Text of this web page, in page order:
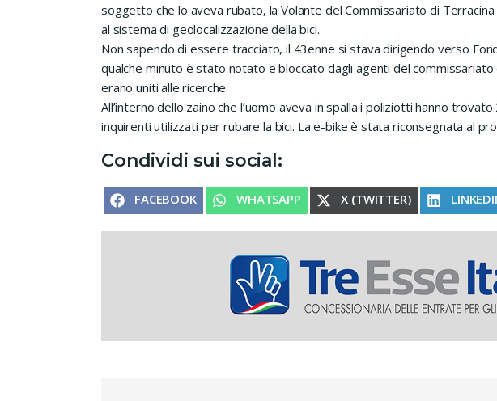
soggetto che lo aveva rubato, la Volante del Commissariato di
al sistema di geolocalizzazione della bici.
Non sapendo di essere tracciato, il 43enne si stava dirigendo verso
qualche minuto è stato notato e bloccato dagli agenti del
erano uniti alle ricerche.
All’interno dello zaino che l’uomo aveva in spalla i poliziotti hanno
inquirenti utilizzati per rubare la bici. La e-bike è stata riconsegnata al
Condividi sui social:
SHARE ON
FACEBOOK SHARE ON
WHATSAPP SHARE ON
X (TWITTER) SHARE